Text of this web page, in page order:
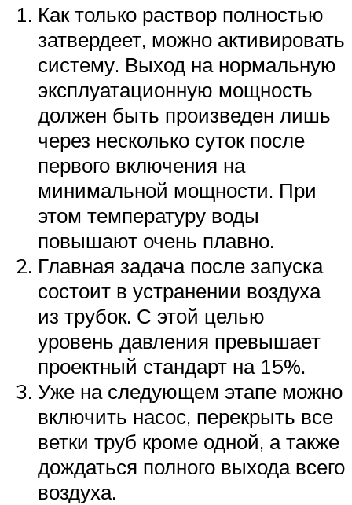
Как только раствор полностью
затвердеет, можно активировать
систему. Выход на нормальную
эксплуатационную мощность
должен быть произведен лишь
через несколько суток после
первого включения на
минимальной мощности. При
этом температуру воды
повышают очень плавно.
Главная задача после запуска
состоит в устранении воздуха
из трубок. С этой целью
уровень давления превышает
проектный стандарт на 15%.
Уже на следующем этапе можно
включить насос, перекрыть все
ветки труб кроме одной, а также
дождаться полного выхода всего
воздуха.